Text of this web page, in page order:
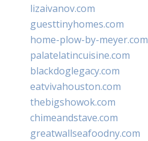
lizaivanov.com
guesttinyhomes.com
home-plow-by-meyer.com
palatelatincuisine.com
blackdoglegacy.com
eatvivahouston.com
thebigshowok.com
chimeandstave.com
greatwallseafoodny.com